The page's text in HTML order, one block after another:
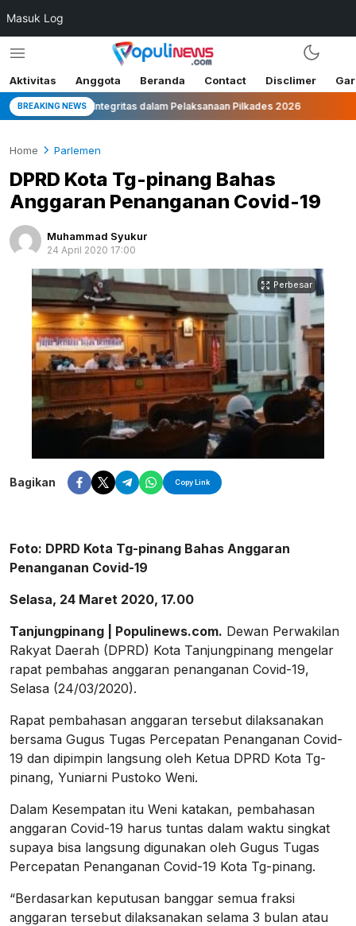
Masuk Log
Aktivitas Anggota Beranda Contact Disclimer
BREAKING NEWS
Integritas dalam Pelaksanaan Pilkades 2026
Home Parlemen
DPRD Kota Tg-pinang Bahas
Anggaran Penanganan Covid-19
Muhammad Syukur
24 April 2020 17:00
Perbesar
Bagikan Copy Link
Foto: DPRD Kota Tg-pinang Bahas Anggaran
Penanganan Covid-19
Selasa, 24 Maret 2020, 17.00
Tanjungpinang | Populinews.com. Dewan Perwakilan
Rakyat Daerah (DPRD) Kota Tanjungpinang mengelar
rapat pembahas anggaran penanganan Covid-19,
Selasa (24/03/2020).
Rapat pembahasan anggaran tersebut dilaksanakan
bersama Gugus Tugas Percepatan Penanganan Covid-
19 dan dipimpin langsung oleh Ketua DPRD Kota Tg-
pinang, Yuniarni Pustoko Weni.
Dalam Kesempatan itu Weni katakan, pembahasan
anggaran Covid-19 harus tuntas dalam waktu singkat
supaya bisa langsung digunakan oleh Gugus Tugas
Percepatan Penanganan Covid-19 Kota Tg-pinang.
“Berdasarkan keputusan banggar semua fraksi
anggaran tersebut dilaksanakan selama 3 bulan atau